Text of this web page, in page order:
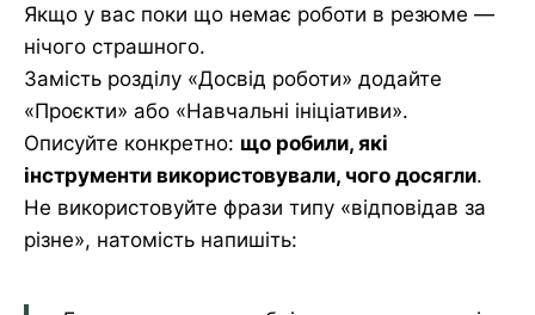
Якщо у вас поки що немає роботи в резюме —
нічого страшного.
Замість розділу «Досвід роботи» додайте
«Проєкти» або «Навчальні ініціативи».
Описуйте конкретно: що робили, які
інструменти використовували, чого досягли.
Не використовуйте фрази типу «відповідав за
різне», натомість напишіть: